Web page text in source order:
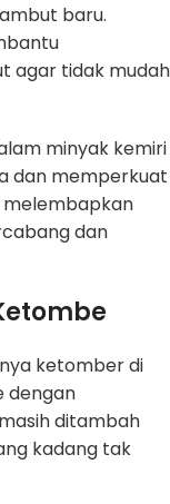
baru.
agar tidak mudah
minyak kemiri
dan memperkuat
melembapkan
dan
ketomber di
dengan
ditambah
kadang tak